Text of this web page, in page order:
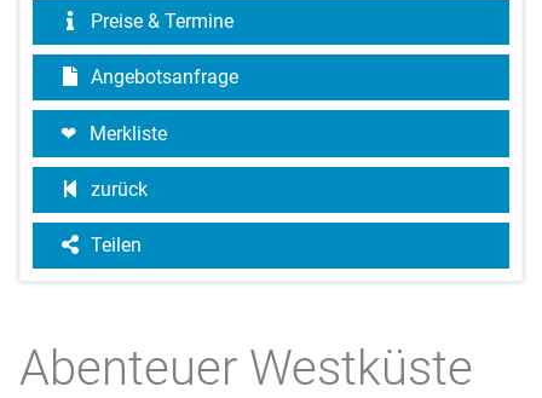
Preise & Termine
Angebotsanfrage
Merkliste
zurück
Teilen
Abenteuer Westküste